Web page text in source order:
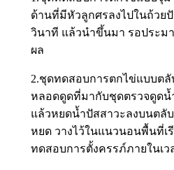
ด้านที่มีหัวลูกศรลงไปในถ้วย
วินาที แล้วนำขึ้นมา รอประม
ผล
2.ชุดทดสอบการตกไข่แบบตลับ
หลอดดูดที่มากับชุดตรวจดูดน้
แล้วหยดน้ำปัสสาวะลงบนตลั
หยด วางไว้ในแนวนอนพื้นที่เ
ทดสอบการตั้งครรภ์ภายในเว